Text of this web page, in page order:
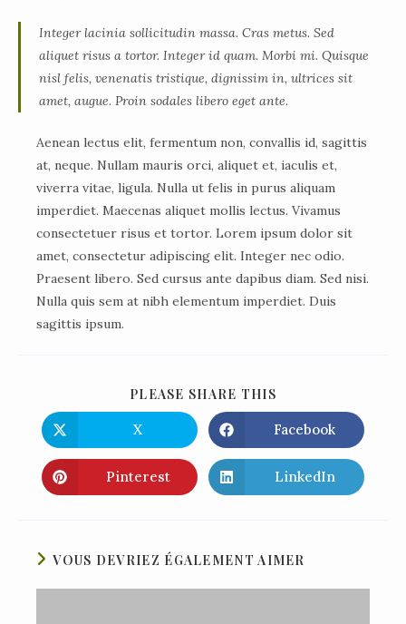
Integer lacinia sollicitudin massa. Cras metus. Sed
aliquet risus a tortor. Integer id quam. Morbi mi. Quisque
nisl felis, venenatis tristique, dignissim in, ultrices sit
amet, augue. Proin sodales libero eget ante.
Aenean lectus elit, fermentum non, convallis id, sagittis
at, neque. Nullam mauris orci, aliquet et, iaculis et,
viverra vitae, ligula. Nulla ut felis in purus aliquam
imperdiet. Maecenas aliquet mollis lectus. Vivamus
consectetuer risus et tortor. Lorem ipsum dolor sit
amet, consectetur adipiscing elit. Integer nec odio.
Praesent libero. Sed cursus ante dapibus diam. Sed nisi.
Nulla quis sem at nibh elementum imperdiet. Duis
sagittis ipsum.
PLEASE SHARE THIS
X Facebook
Pinterest LinkedIn
VOUS DEVRIEZ ÉGALEMENT AIMER